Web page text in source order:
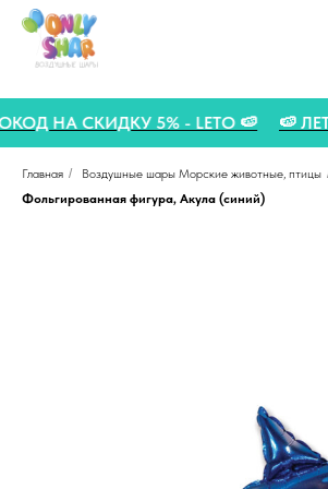
НА СКИДКУ 5% - LETO 🍉 🍉
Главная / Воздушные шары Морские животные, птицы
Фольгированная фигура, Акула (синий)